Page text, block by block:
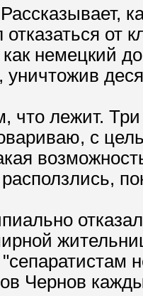
от
немецкий
что лежит.
с
Чернов